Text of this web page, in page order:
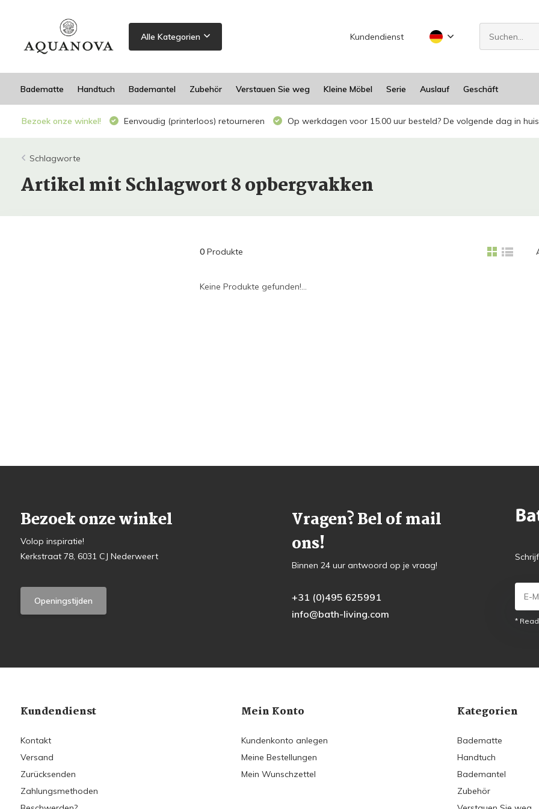
Alle Kategorien Kundendienst
Badematte Handtuch Bademantel Zubehör Verstauen Sie weg Kleine Möbel Serie Auslauf Geschäft
Bezoek onze winkel! Eenvoudig (printerloos) retourneren Op werkdagen voor 15.00 uur besteld? De volgende dag in
Schlagworte
Artikel mit Schlagwort 8 opbergvakken
0Produkte
Keine Produkte gefunden!...
Bezoek onze winkel
Volop inspiratie!
Kerkstraat 78, 6031 CJ Nederweert
Openingstijden
Vragen? Bel of mail
ons!
Binnen 24 uur antwoord op je vraag!
+31 (0)495 625991
info@bath-living.com
*
Kundendienst
Kontakt
Versand
Zurücksenden
Zahlungsmethoden
Mein Konto
Kundenkonto anlegen
Meine Bestellungen
Mein Wunschzettel
Kategorien
Badematte
Handtuch
Bademantel
Zubehör